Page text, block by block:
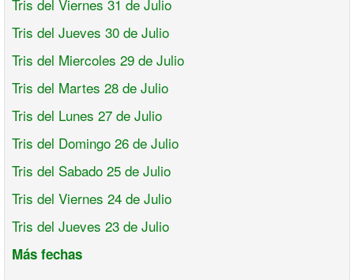
Tris del Viernes 31 de Julio
Tris del Jueves 30 de Julio
Tris del Miercoles 29 de Julio
Tris del Martes 28 de Julio
Tris del Lunes 27 de Julio
Tris del Domingo 26 de Julio
Tris del Sabado 25 de Julio
Tris del Viernes 24 de Julio
Tris del Jueves 23 de Julio
Más fechas